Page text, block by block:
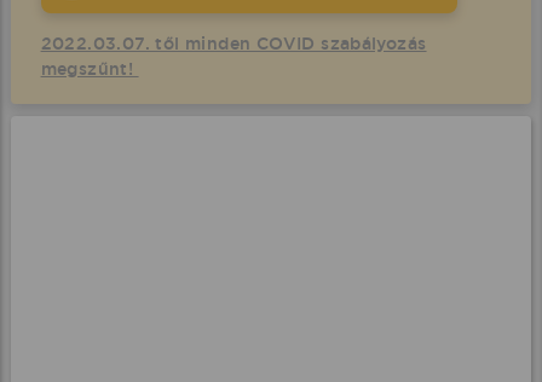
2022.03.07. től minden COVID szabályozás
megszűnt!